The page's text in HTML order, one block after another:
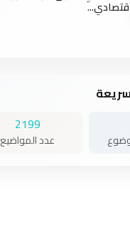
2199
عدد المواضيع